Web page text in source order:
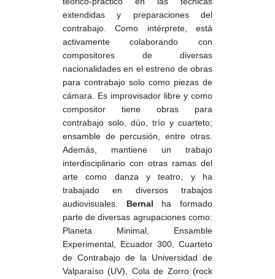
extendidas y preparaciones del
contrabajo. Como intérprete, está
activamente colaborando con
compositores de diversas
nacionalidades en el estreno de obras
para contrabajo solo como piezas de
cámara. Es improvisador libre y como
compositor tiene obras para
contrabajo solo, dúo, trío y cuarteto;
ensamble de percusión, entre otras.
Además, mantiene un trabajo
interdisciplinario con otras ramas del
arte como danza y teatro, y ha
trabajado en diversos trabajos
audiovisuales. Bernal ha formado
parte de diversas agrupaciones como:
Planeta Minimal, Ensamble
Experimental, Ecuador 300, Cuarteto
de Contrabajo de la Universidad de
Valparaíso (UV), Cola de Zorro (rock